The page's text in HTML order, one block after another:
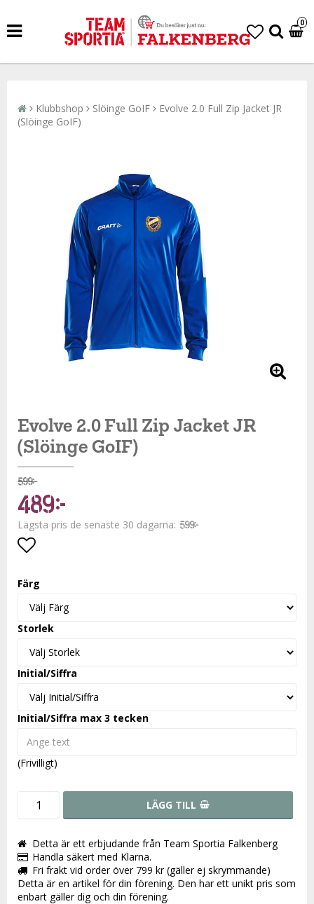
0
Klubbshop Slöinge GoIF
Evolve 2.0 Full Zip Jacket JR
(Slöinge GoIF)
Evolve 2.0 Full Zip Jacket JR
(Slöinge GoIF)
599 kr
489 kr
Lägsta pris de senaste 30 dagarna 599 kr
Färg
Storlek
Initial/Siffra
Initial/Siffra max 3 tecken
(Frivilligt)
LÄGG TILL
Detta är ett erbjudande från Team Sportia Falkenberg
Handla säkert med Klarna.
Fri frakt vid order över 799 kr (gäller ej skrymmande)
Detta är en artikel för din förening. Den har ett unikt pris som
enbart gäller dig och din förening.